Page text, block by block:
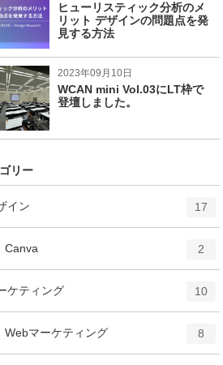
ヒューリスティック分析のメ
リット デザインの問題点を発
見する方法
2023年09月10日
WCAN mini Vol.03にLT枠で
登壇しました。
リー
イン
リ
ー
数
17
Canva
リ
ー
数
2
ケティングエ
リ
ー
10
件
Webマーケティングエ
8
件